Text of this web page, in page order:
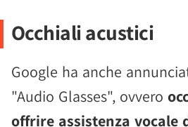
Occhiali acustici
Google ha anche
"Audio Glasses", ovvero
offrire assistenza vocale